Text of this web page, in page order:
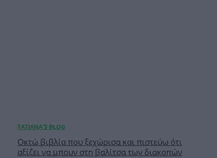
Οκτώ βιβλία που ξεχώρισα και πιστεύω ότι
αξίζει να μπουν στη βαλίτσα των διακοπών